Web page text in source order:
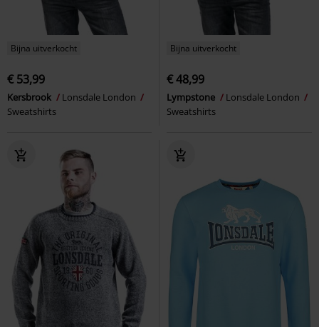
Bijna uitverkocht
€ 53,99
Kersbrook
Lonsdale London
Sweatshirts
Bijna uitverkocht
€ 48,99
Lympstone
Lonsdale London
Sweatshirts